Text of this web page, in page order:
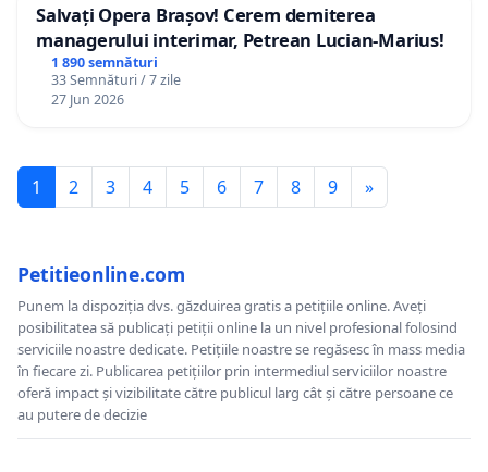
Salvați Opera Brașov! Cerem demiterea
managerului interimar, Petrean Lucian-Marius!
1 890 semnături
33 Semnături / 7 zile
27 Jun 2026
1 2 3 4 5 6 7 8 9 »
Petitieonline.com
Punem la dispoziția dvs. găzduirea gratis a petițiile online. Aveți
posibilitatea să publicați petiții online la un nivel profesional folosind
serviciile noastre dedicate. Petițiile noastre se regăsesc în mass media
în fiecare zi. Publicarea petițiilor prin intermediul serviciilor noastre
oferă impact și vizibilitate către publicul larg cât și către persoane ce
au putere de decizie